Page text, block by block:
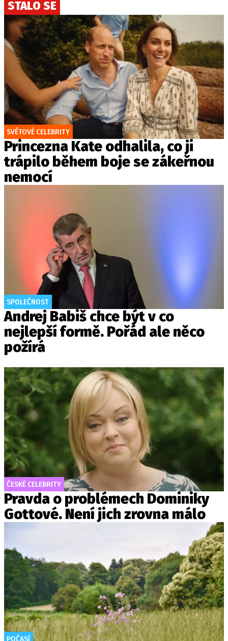
STALO SE
SVĚTOVÉ CELEBRITY
Princezna Kate odhalila, co ji
trápilo během boje se zákeřnou
nemocí
SPOLEČNOST
Andrej Babiš chce být v co
nejlepší formě. Pořád ale něco
požírá
ČESKÉ CELEBRITY
Pravda o problémech Dominiky
Gottové. Není jich zrovna málo
POČASÍ